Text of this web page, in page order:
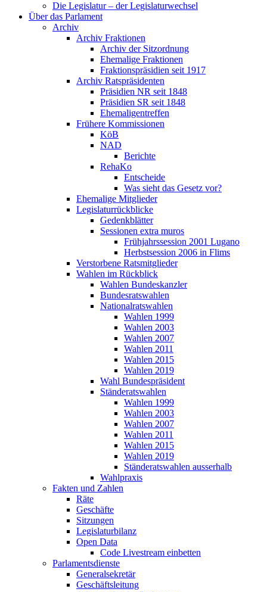
Die Legislatur – der Legislaturwechsel
Über das Parlament
Archiv
Archiv Fraktionen
Archiv der Sitzordnung
Ehemalige Fraktionen
Fraktionspräsidien seit 1917
Archiv Ratspräsidenten
Präsidien NR seit 1848
Präsidien SR seit 1848
Ehemaligentreffen
Frühere Kommissionen
KöB
NAD
Berichte
RehaKo
Entscheide
Was sieht das Gesetz vor?
Ehemalige Mitglieder
Legislaturrückblicke
Gedenkblätter
Sessionen extra muros
Frühjahrssession 2001 Lugano
Herbstsession 2006 in Flims
Verstorbene Ratsmitglieder
Wahlen im Rückblick
Wahlen Bundeskanzler
Bundesratswahlen
Nationalratswahlen
Wahlen 1999
Wahlen 2003
Wahlen 2007
Wahlen 2011
Wahlen 2015
Wahlen 2019
Wahl Bundespräsident
Ständeratswahlen
Wahlen 1999
Wahlen 2003
Wahlen 2007
Wahlen 2011
Wahlen 2015
Wahlen 2019
Ständeratswahlen ausserhalb
Wahlpraxis
Fakten und Zahlen
Räte
Geschäfte
Sitzungen
Legislaturbilanz
Open Data
Code Livestream einbetten
Parlamentsdienste
Generalsekretär
Geschäftsleitung